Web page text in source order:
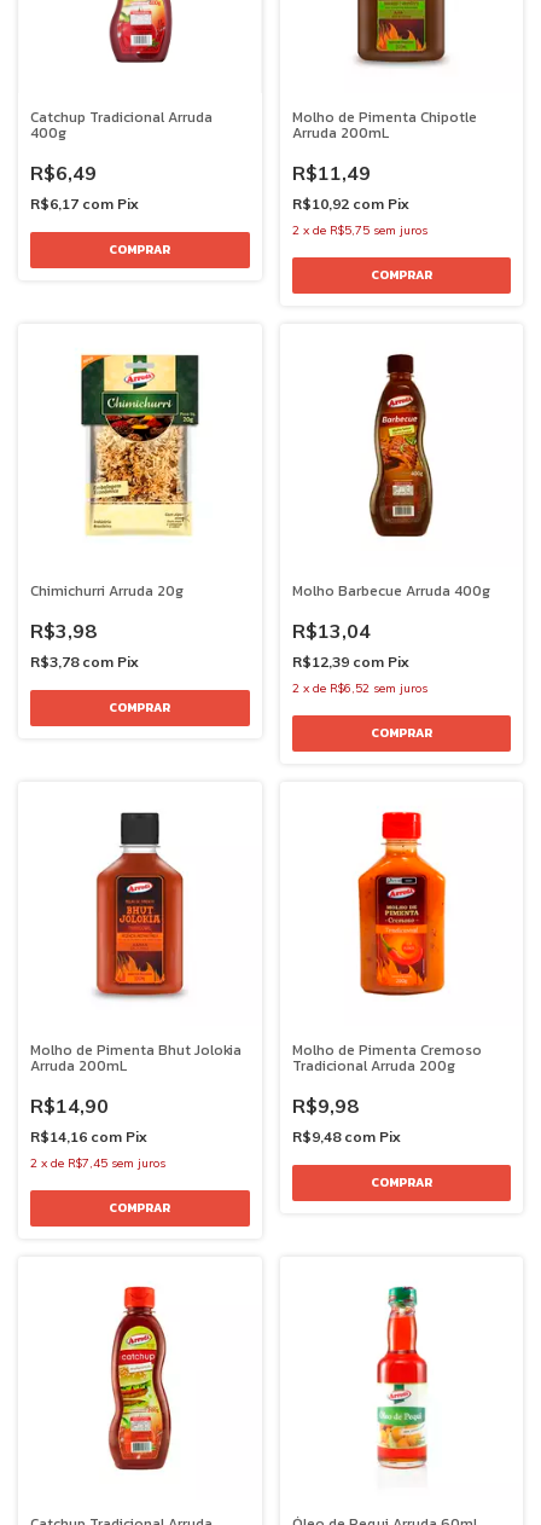
Catchup Tradicional Arruda
400g
R$6,49
R$6,17 com Pix
Molho de Pimenta Chipotle
Arruda 200mL
R$11,49
R$10,92 com Pix
2 x de R$5,75 sem juros
Chimichurri Arruda 20g
R$3,98
R$3,78 com Pix
Molho Barbecue Arruda 400g
R$13,04
R$12,39 com Pix
2 x de R$6,52 sem juros
Molho de Pimenta Bhut Jolokia
Arruda 200mL
R$14,90
R$14,16 com Pix
2 x de R$7,45 sem juros
Molho de Pimenta Cremoso
Tradicional Arruda 200g
R$9,98
R$9,48 com Pix